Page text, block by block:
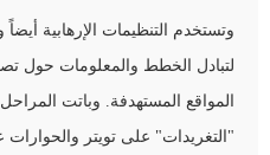
وتستخدم التنظيمات الإرهابية
لتبادل الخطط والمعلومات حول
المواقع المستهدفة. وباتت
"التغريدات" على تويتر